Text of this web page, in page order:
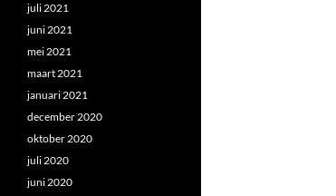
juli 2021
juni 2021
mei 2021
maart 2021
januari 2021
december 2020
oktober 2020
juli 2020
juni 2020